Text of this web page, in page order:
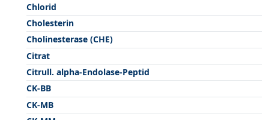
Chlorid
Cholesterin
Cholinesterase (CHE)
Citrat
Citrull. alpha-Endolase-Peptid
CK-BB
CK-MB